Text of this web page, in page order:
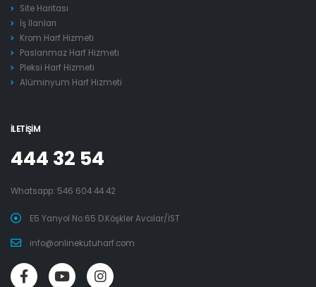
Site Haritası
İş İlanları
Krom Harf Hizmeti
Paslanmaz Harf Hizmeti
Pleksi Harf Hizmeti
Alüminyum Harf Hizmeti
İLETIŞIM
444 32 54
Whatsapp: 546 604 44 42
E5 Yanyol No:65 D.Köşkler Avcılar/İST
info@onlinekutuharf.com